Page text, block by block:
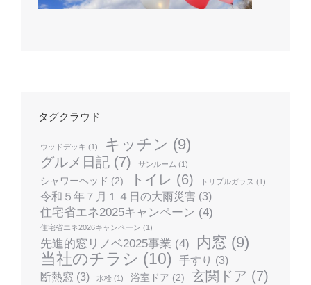
タグクラウド
ウッドデッキ (1) キッチン (9)
グルメ日記 (7) サンルーム (1)
シャワーヘッド (2) トイレ (6) トリプルガラス (1)
令和５年７月１４日の大雨災害 (3)
住宅省エネ2025キャンペーン (4)
住宅省エネ2026キャンペーン (1)
先進的窓リノベ2025事業 (4) 内窓 (9)
当社のチラシ (10) 手すり (3)
断熱窓 (3) 水栓 (1) 浴室ドア (2) 玄関ドア (7)